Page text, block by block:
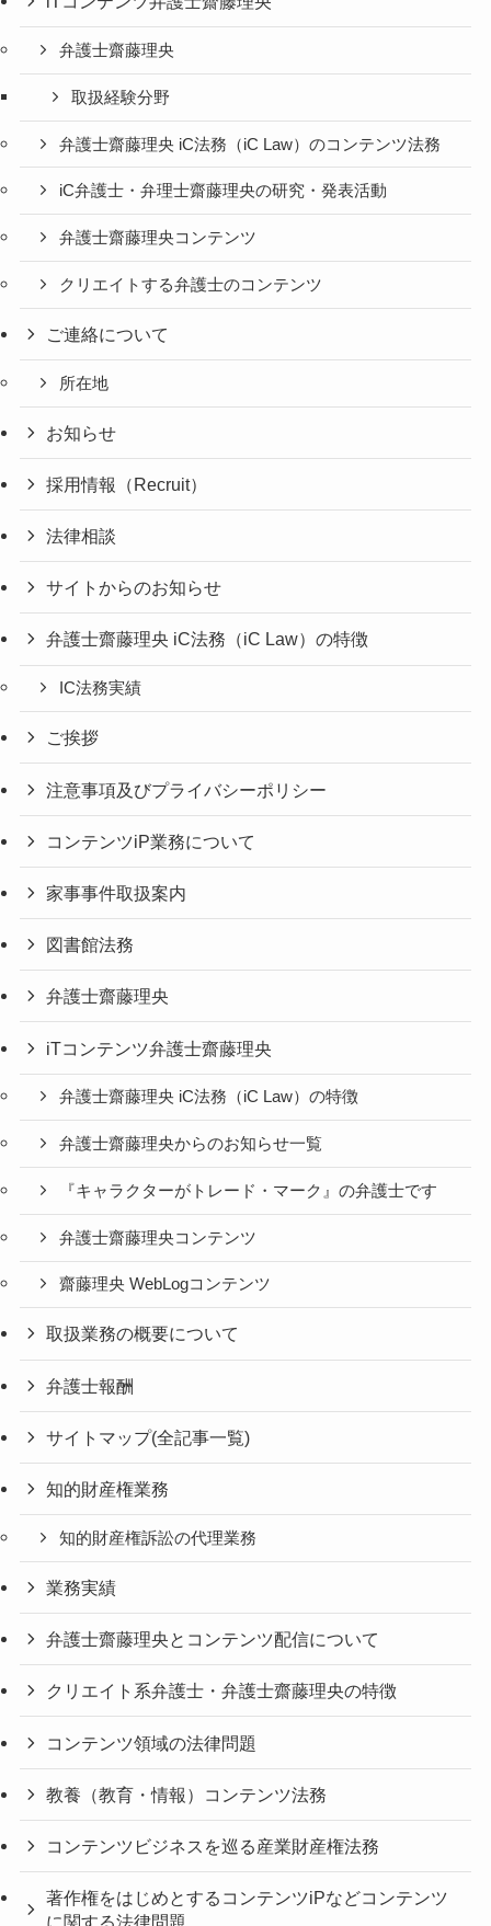
弁護士齋藤理央
取扱経験分野
弁護士齋藤理央 iC法務（iC Law）のコンテンツ法務
iC弁護士・弁理士齋藤理央の研究・発表活動
弁護士齋藤理央コンテンツ
クリエイトする弁護士のコンテンツ
ご連絡について
所在地
お知らせ
採用情報（Recruit）
法律相談
サイトからのお知らせ
弁護士齋藤理央 iC法務（iC Law）の特徴
IC法務実績
ご挨拶
注意事項及びプライバシーポリシー
コンテンツiP業務について
家事事件取扱案内
図書館法務
弁護士齋藤理央
iTコンテンツ弁護士齋藤理央
弁護士齋藤理央 iC法務（iC Law）の特徴
弁護士齋藤理央からのお知らせ一覧
『キャラクターがトレード・マーク』の弁護士です
弁護士齋藤理央コンテンツ
齋藤理央 WebLogコンテンツ
取扱業務の概要について
弁護士報酬
サイトマップ(全記事一覧)
知的財産権業務
知的財産権訴訟の代理業務
業務実績
弁護士齋藤理央とコンテンツ配信について
クリエイト系弁護士・弁護士齋藤理央の特徴
コンテンツ領域の法律問題
教養（教育・情報）コンテンツ法務
コンテンツビジネスを巡る産業財産権法務
著作権をはじめとするコンテンツiPなどコンテンツ
に関する法律問題